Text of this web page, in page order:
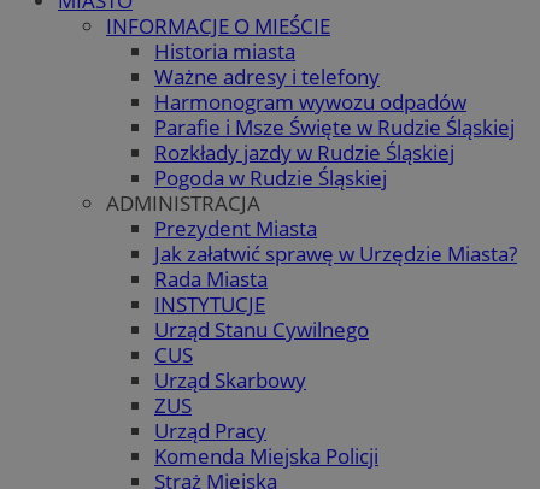
INFORMACJE O MIEŚCIE
Historia miasta
Ważne adresy i telefony
Harmonogram wywozu odpadów
Parafie i Msze Święte w Rudzie Śląskiej
Rozkłady jazdy w Rudzie Śląskiej
Pogoda w Rudzie Śląskiej
ADMINISTRACJA
Prezydent Miasta
Jak załatwić sprawę w Urzędzie Miasta?
Rada Miasta
INSTYTUCJE
Urząd Stanu Cywilnego
CUS
Urząd Skarbowy
ZUS
Urząd Pracy
Komenda Miejska Policji
Straż Miejska